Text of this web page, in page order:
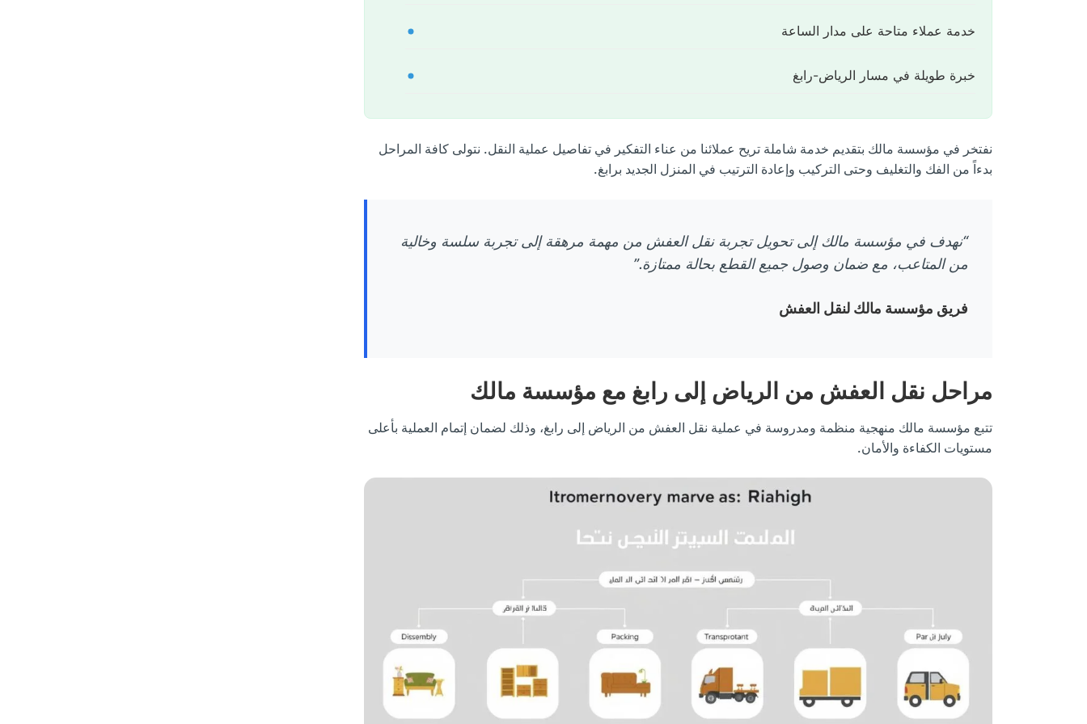
خدمة عملاء متاحة على مدار الساعة
خبرة طويلة في مسار الرياض-رابغ
نفتخر في مؤسسة مالك بتقديم خدمة شاملة تريح عملائنا من عناء التفكير في تفاصيل عملية النقل. نتولى كافة المراحل
بدءاً من الفك والتغليف وحتى التركيب وإعادة الترتيب في المنزل الجديد برابغ.
“نهدف في مؤسسة مالك إلى تحويل تجربة نقل العفش من مهمة مرهقة إلى تجربة سلسة وخالية
من المتاعب، مع ضمان وصول جميع القطع بحالة ممتازة.”
فريق مؤسسة مالك لنقل العفش
مراحل نقل العفش من الرياض إلى رابغ مع مؤسسة مالك
تتبع مؤسسة مالك منهجية منظمة ومدروسة في عملية نقل العفش من الرياض إلى رابغ، وذلك لضمان إتمام العملية بأعلى
مستويات الكفاءة والأمان.